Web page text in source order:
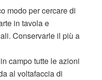
modo per cercare di
in tavola e
Conservarle il più a
campo tutte le azioni
al voltafaccia di